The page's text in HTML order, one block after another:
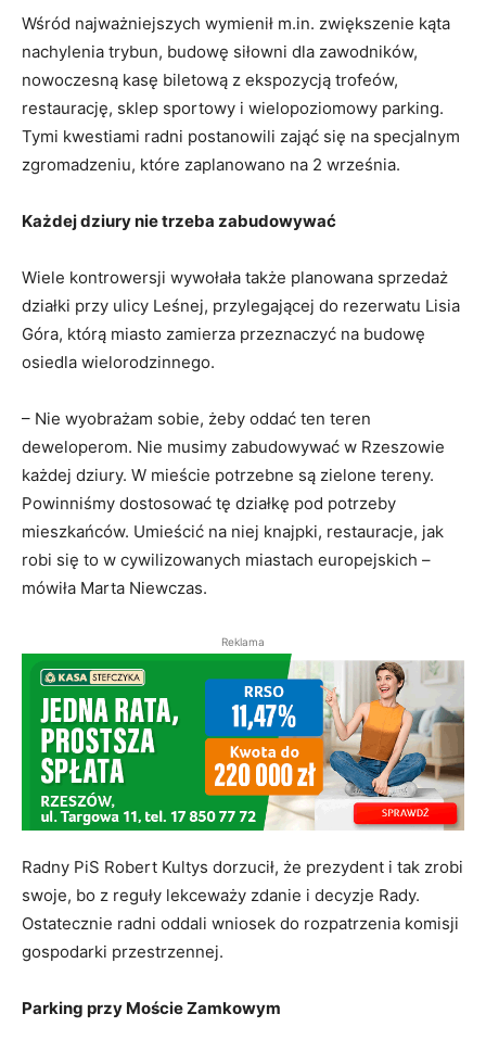
Wśród najważniejszych wymienił m.in. zwiększenie kąta
nachylenia trybun, budowę siłowni dla zawodników,
nowoczesną kasę biletową z ekspozycją trofeów,
restaurację, sklep sportowy i wielopoziomowy parking.
Tymi kwestiami radni postanowili zająć się na specjalnym
zgromadzeniu, które zaplanowano na 2 września.
Każdej dziury nie trzeba zabudowywać
Wiele kontrowersji wywołała także planowana sprzedaż
działki przy ulicy Leśnej, przylegającej do rezerwatu Lisia
Góra, którą miasto zamierza przeznaczyć na budowę
osiedla wielorodzinnego.
– Nie wyobrażam sobie, żeby oddać ten teren
deweloperom. Nie musimy zabudowywać w Rzeszowie
każdej dziury. W mieście potrzebne są zielone tereny.
Powinniśmy dostosować tę działkę pod potrzeby
mieszkańców. Umieścić na niej knajpki, restauracje, jak
robi się to w cywilizowanych miastach europejskich –
mówiła Marta Niewczas.
Reklama
Radny PiS Robert Kultys dorzucił, że prezydent i tak zrobi
swoje, bo z reguły lekceważy zdanie i decyzje Rady.
Ostatecznie radni oddali wniosek do rozpatrzenia komisji
gospodarki przestrzennej.
Parking przy Moście Zamkowym